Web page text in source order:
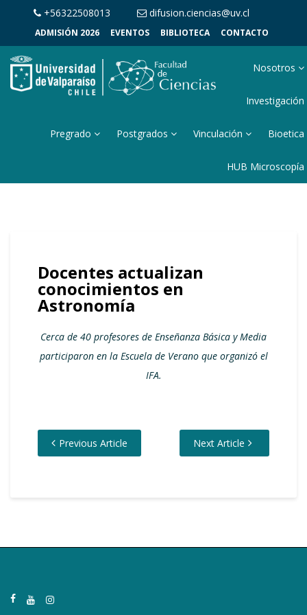
+56322508013 difusion.ciencias@uv.cl
ADMISIÓN 2026 EVENTOS BIBLIOTECA CONTACTO
Nosotros
Investigación
Pregrado Postgrados Vinculación Bioetica
HUB Microscopía
Docentes actualizan
conocimientos en
Astronomía
Cerca de 40 profesores de Enseñanza Básica y Media
participaron en la Escuela de Verano que organizó el
IFA.
Previous Article Next Article